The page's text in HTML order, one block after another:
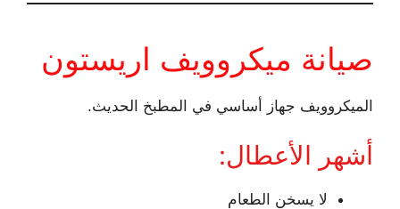
صيانة ميكروويف اريستون
الميكروويف جهاز أساسي في المطبخ الحديث.
أشهر الأعطال:
لا يسخن الطعام